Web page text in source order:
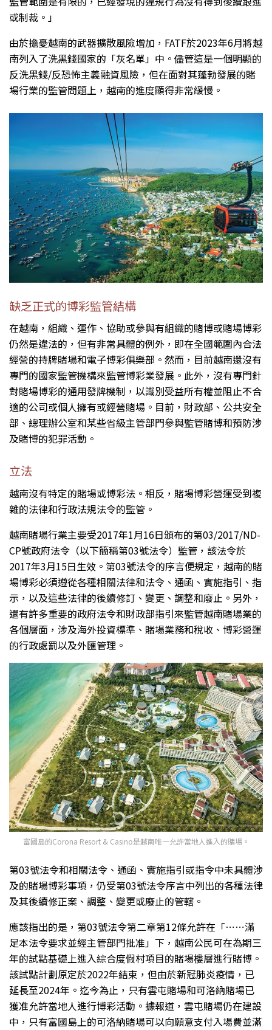
或制裁。」
由於擔憂越南的武器擴散風險增加，FATF於2023年6月將越
南列入了洗黑錢國家的「灰名單」中。儘管這是一個明顯的
反洗黑錢/反恐怖主義融資風險，但在面對其蓬勃發展的賭
場行業的監管問題上，越南的進度顯得非常緩慢。
缺乏正式的博彩監管結構
在越南，組織、運作、協助或參與有組織的賭博或賭場博彩
仍然是違法的，但有非常具體的例外，即在全國範圍內合法
經營的持牌賭場和電子博彩俱樂部。然而，目前越南還沒有
專門的國家監管機構來監管博彩業發展。此外，沒有專門針
對賭場博彩的通用發牌機制，以識別受益所有權並阻止不合
適的公司或個人擁有或經營賭場。目前，財政部、公共安全
部、總理辦公室和某些省級主管部門參與監管賭博和預防涉
及賭博的犯罪活動。
立法
越南沒有特定的賭場或博彩法。相反，賭場博彩營運受到複
雜的法律和行政法規法令的監管。
越南賭場行業主要受2017年1月16日頒布的第03/2017/ND-
CP號政府法令（以下簡稱第03號法令）監管，該法令於
2017年3月15日生效。第03號法令的序言便規定，越南的賭
場博彩必須遵從各種相關法律和法令、通函、實施指引、指
示，以及這些法律的後續修訂、變更、調整和廢止。另外，
還有許多重要的政府法令和財政部指引來監管越南賭場業的
各個層面，涉及海外投資標準、賭場業務和稅收、博彩營運
的行政處罰以及外匯管理。
富國島的Corona Resort & Casino是越南唯一允許當地人進入的賭場。
第03號法令和相關法令、通函、實施指引或指令中未具體涉
及的賭場博彩事項，仍受第03號法令序言中列出的各種法律
及其後續修正案、調整、變更或廢止的管轄。
應該指出的是，第03號法令第二章第12條允許在「⋯⋯滿
足本法令要求並經主管部門批准」下，越南公民可在為期三
年的試點基礎上進入綜合度假村項目的賭場樓層進行賭博。
該試點計劃原定於2022年結束，但由於新冠肺炎疫情，已
延長至2024年。迄今為止，只有雲屯賭場和可洛納賭場已
獲准允許當地人進行博彩活動。據報道，雲屯賭場仍在建設
中，只有富國島上的可洛納賭場可以向願意支付入場費並滿